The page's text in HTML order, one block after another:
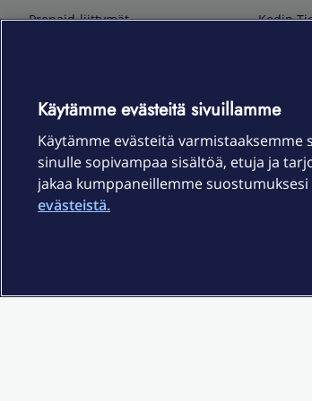
Prepaid-liittymät
TV & audio
Kodinkoneet
Kamerat ja dronet
Kellot ja rannekkeet
Kodin
Elisa
Elisa
Elisa
Elisa
Käytämme evästeitä sivuillamme
Käytämme evästeitä
sinulle sopivampaa sisältöä, etuja ja
jakaa kumppaneillemme
evästeistä.